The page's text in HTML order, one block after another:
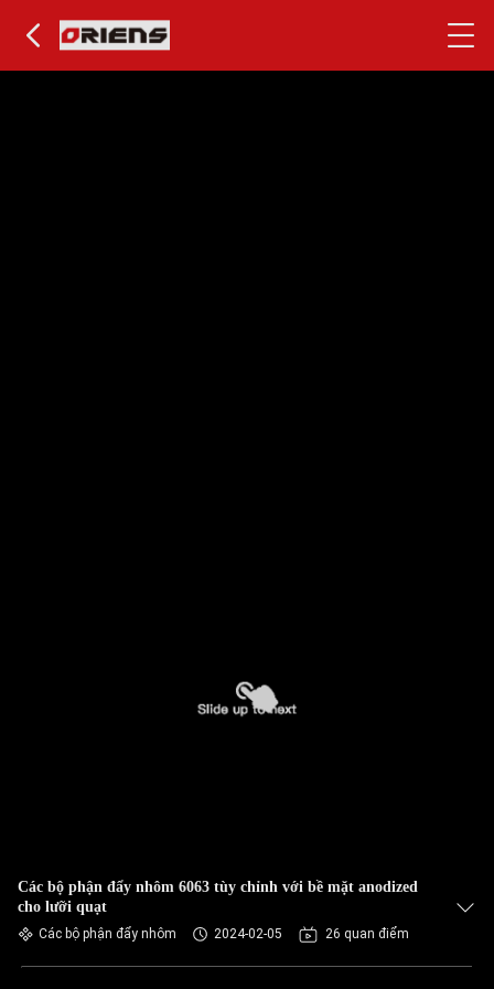
Các bộ phận đẩy nhôm 6063 tùy chỉnh với bề mặt anodized
cho lưỡi quạt
Các bộ phận đẩy nhôm 2024-02-05 26 quan điểm